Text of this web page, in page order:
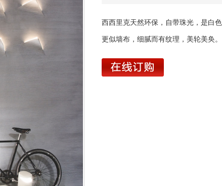
西西里克天然环保，自带珠光，是白
更似墙布，细腻而有纹理，美轮美奂。